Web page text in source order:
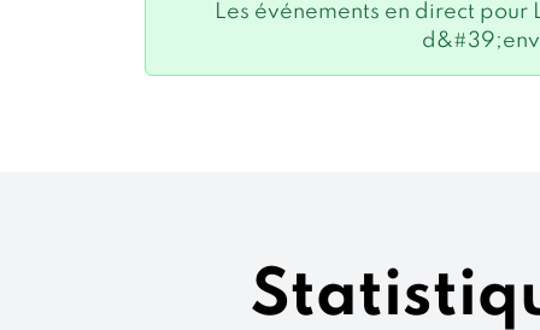
Les événements en direct